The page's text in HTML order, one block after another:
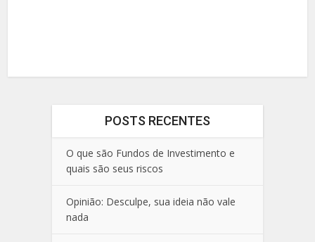
POSTS RECENTES
O que são Fundos de Investimento e
quais são seus riscos
Opinião: Desculpe, sua ideia não vale
nada